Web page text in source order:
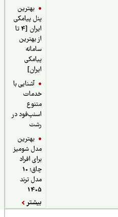
بهترین
پنل پیامکی
ایران [4 تا
از بهترین
سامانه
پیامکی
آشنایی با
خدمات
اسنپ‌فود در
بهترین
مدل شومیز
برای افراد
چاق؛ 10
مدل ترند